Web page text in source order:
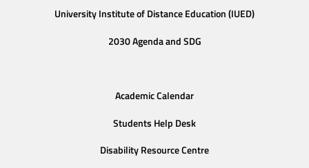
University Institute of Distance Education (IUED)
2030 Agenda and SDG
Academic Calendar
Students Help Desk
Disability Resource Centre